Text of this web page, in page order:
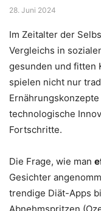
28. Juni 2024
Im Zeitalter der
Vergleichs in
gesunden und fitten
spielen nicht nur
technologische
Fortschritte.
Die Frage, wie man
Gesichter
trendige Diät-Apps